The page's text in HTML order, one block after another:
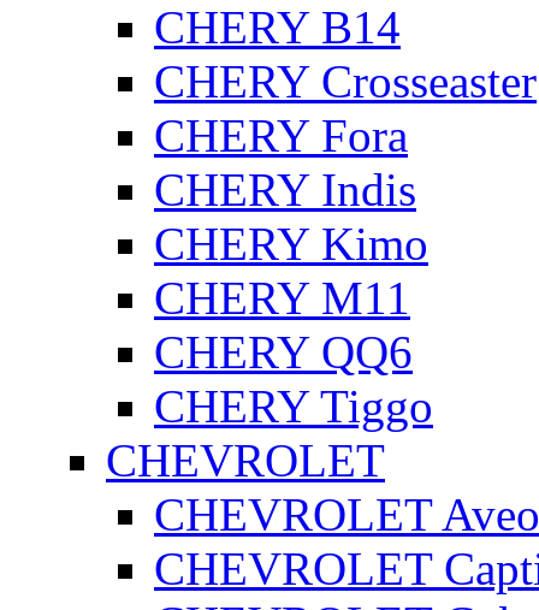
CHERY B14
CHERY Crosseaster
CHERY Fora
CHERY Indis
CHERY Kimo
CHERY M11
CHERY QQ6
CHERY Tiggo
CHEVROLET
CHEVROLET Aveo
CHEVROLET